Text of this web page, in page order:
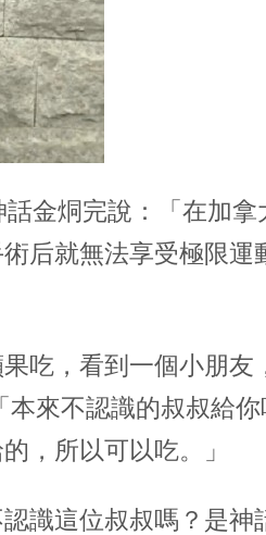
金烔完說：「在加拿
后就無法享受極限運
吃，看到一個小朋友
來不認識的叔叔給你
，所以可以吃。」
識這位叔叔嗎？是神